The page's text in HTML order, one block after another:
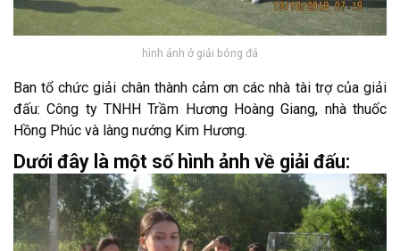
hình ảnh ở giải bóng đá
Ban tổ chức giải chân thành cảm ơn các nhà tài trợ của giải
đấu: Công ty TNHH Trầm Hương Hoàng Giang, nhà thuốc
Hồng Phúc và làng nướng Kim Hương.
Dưới đây là một số hình ảnh về giải đấu: